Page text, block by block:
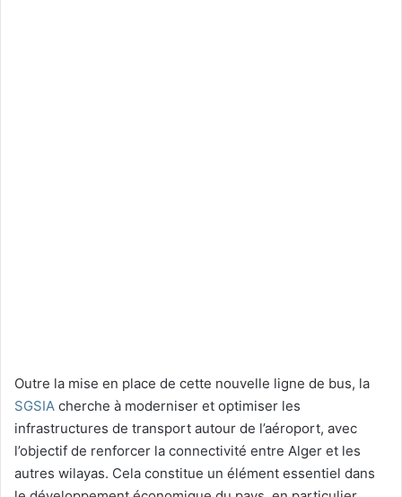
Outre la mise en place de cette nouvelle ligne de bus, la
SGSIA cherche à moderniser et optimiser les
infrastructures de transport autour de l’aéroport, avec
l’objectif de renforcer la connectivité entre Alger et les
autres wilayas. Cela constitue un élément essentiel dans